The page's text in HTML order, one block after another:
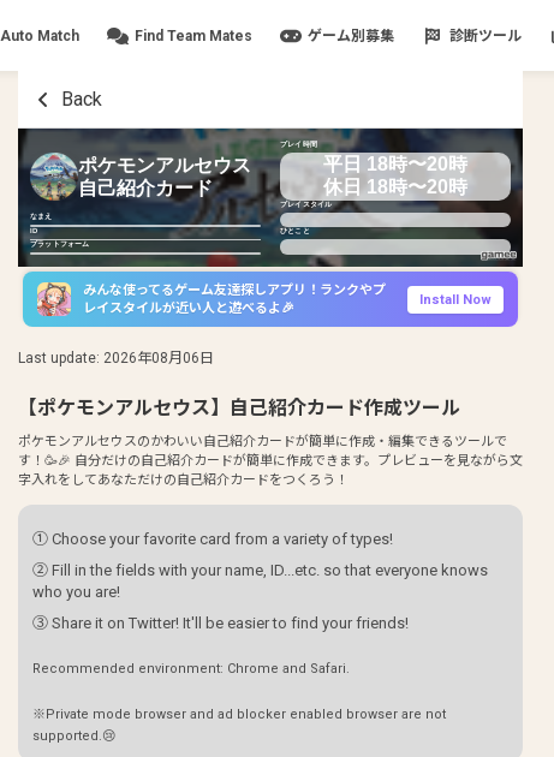
Auto Match Find Team Mates ゲーム別募集 診断ツール
Back
ポケモンアルセウス
自己紹介カード
なまえ
ID
プラットフォーム
プレイ時間
平日 18時〜20時
休日 18時〜20時
プレイスタイル
ひとこと
みんな使ってるゲーム友達探しアプリ！ランクやプ
レイスタイルが近い人と遊べるよ🎉
Install Now
Last update: 2026年08月06日
【ポケモンアルセウス】自己紹介カード作成ツール
ポケモンアルセウスのかわいい自己紹介カードが簡単に作成・編集できるツールで
す！🥳🎉 自分だけの自己紹介カードが簡単に作成できます。プレビューを見ながら文
字入れをしてあなただけの自己紹介カードをつくろう！
① Choose your favorite card from a variety of types!
② Fill in the fields with your name, ID...etc. so that everyone knows
who you are!
③ Share it on Twitter! It'll be easier to find your friends!
Recommended environment: Chrome and Safari.
※Private mode browser and ad blocker enabled browser are not
supported.😢